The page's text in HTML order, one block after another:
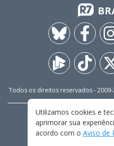
Todos os direitos reservados - 2009-
FALE
TERMOS E
Utilizamos cookies e
aprimorar sua
acordo com o Aviso de